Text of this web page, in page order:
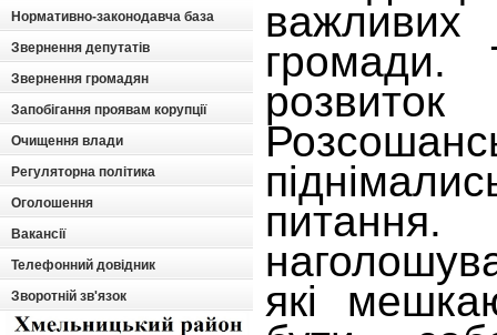
Нормативно-законодавча база
Звернення депутатів
Звернення громадян
Запобігання проявам корупції
Очищення влади
Регуляторна політика
Оголошення
Вакансії
Телефонний довідник
Зворотній зв'язок
важливих
розвиток
які